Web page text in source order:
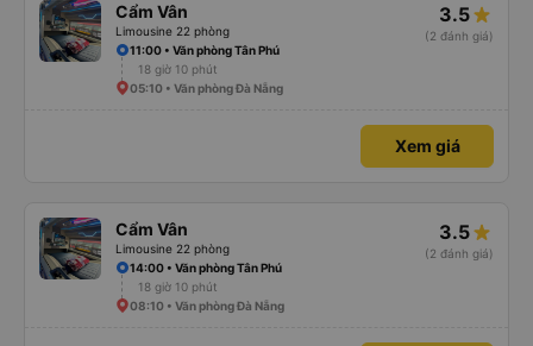
Cẩm Vân
Limousine 22 phòng
3.5
(2 đánh giá)
11:00 • Văn phòng Tân Phú
18 giờ 10 phút
05:10 • Văn phòng Đà Nẵng
Xem giá
Cẩm Vân
Limousine 22 phòng
3.5
(2 đánh giá)
14:00 • Văn phòng Tân Phú
18 giờ 10 phút
08:10 • Văn phòng Đà Nẵng